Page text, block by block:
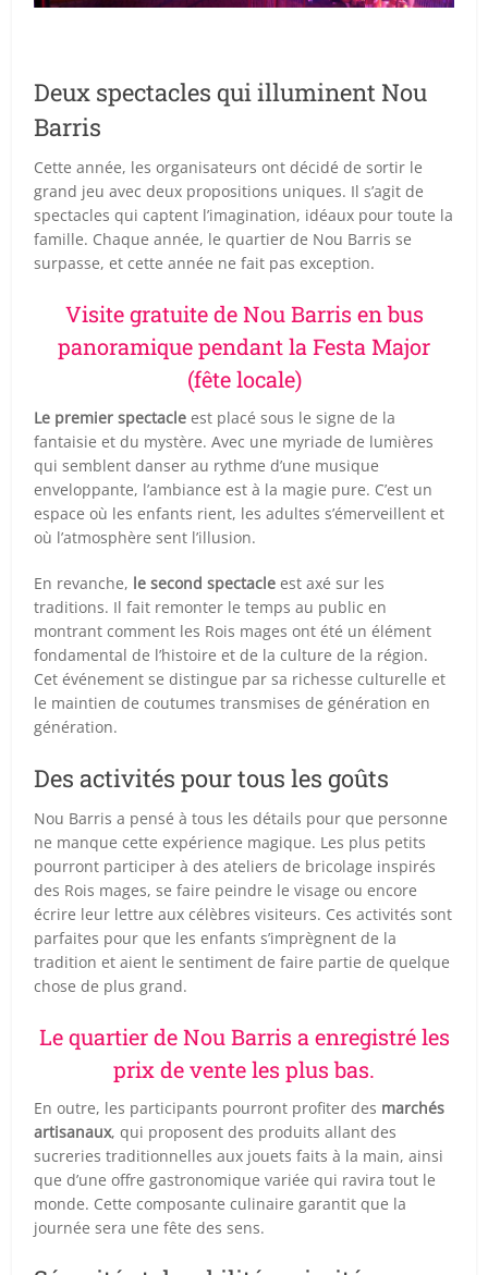
Deux spectacles qui illuminent Nou
Barris
Cette année, les organisateurs ont décidé de sortir le
grand jeu avec deux propositions uniques. Il s’agit de
spectacles qui captent l’imagination, idéaux pour toute la
famille. Chaque année, le quartier de Nou Barris se
surpasse, et cette année ne fait pas exception.
Visite gratuite de Nou Barris en bus
panoramique pendant la Festa Major
(fête locale)
Le premier spectacle est placé sous le signe de la
fantaisie et du mystère. Avec une myriade de lumières
qui semblent danser au rythme d’une musique
enveloppante, l’ambiance est à la magie pure. C’est un
espace où les enfants rient, les adultes s’émerveillent et
où l’atmosphère sent l’illusion.
En revanche, le second spectacle est axé sur les
traditions. Il fait remonter le temps au public en
montrant comment les Rois mages ont été un élément
fondamental de l’histoire et de la culture de la région.
Cet événement se distingue par sa richesse culturelle et
le maintien de coutumes transmises de génération en
génération.
Des activités pour tous les goûts
Nou Barris a pensé à tous les détails pour que personne
ne manque cette expérience magique. Les plus petits
pourront participer à des ateliers de bricolage inspirés
des Rois mages, se faire peindre le visage ou encore
écrire leur lettre aux célèbres visiteurs. Ces activités sont
parfaites pour que les enfants s’imprègnent de la
tradition et aient le sentiment de faire partie de quelque
chose de plus grand.
Le quartier de Nou Barris a enregistré les
prix de vente les plus bas.
En outre, les participants pourront profiter des marchés
artisanaux, qui proposent des produits allant des
sucreries traditionnelles aux jouets faits à la main, ainsi
que d’une offre gastronomique variée qui ravira tout le
monde. Cette composante culinaire garantit que la
journée sera une fête des sens.